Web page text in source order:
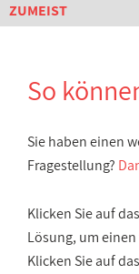
ZUMEIST
So
Sie haben einen
Fragestellung?
Klicken Sie auf
Lösung, um
Klicken Sie auf